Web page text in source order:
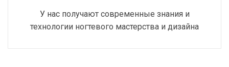
У нас получают современные знания и
технологии ногтевого мастерства и дизайна